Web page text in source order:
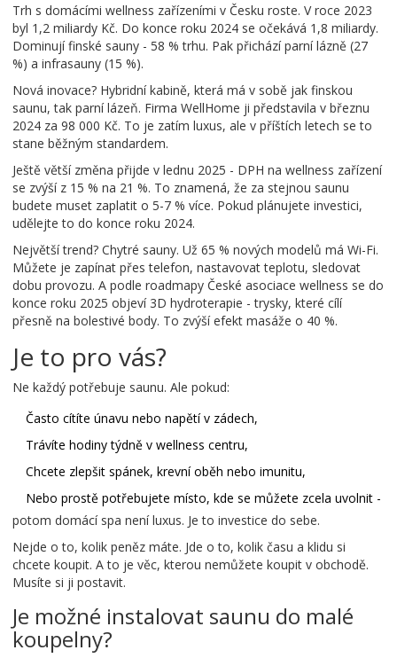
Trh s domácími wellness zařízeními v Česku roste. V roce 2023
byl 1,2 miliardy Kč. Do konce roku 2024 se očekává 1,8 miliardy.
Dominují finské sauny - 58 % trhu. Pak přichází parní lázně (27
%) a infrasauny (15 %).
Nová inovace? Hybridní kabině, která má v sobě jak finskou
saunu, tak parní lázeň. Firma WellHome ji představila v březnu
2024 za 98 000 Kč. To je zatím luxus, ale v příštích letech se to
stane běžným standardem.
Ještě větší změna přijde v lednu 2025 - DPH na wellness zařízení
se zvýší z 15 % na 21 %. To znamená, že za stejnou saunu
budete muset zaplatit o 5-7 % více. Pokud plánujete investici,
udělejte to do konce roku 2024.
Největší trend? Chytré sauny. Už 65 % nových modelů má Wi-Fi.
Můžete je zapínat přes telefon, nastavovat teplotu, sledovat
dobu provozu. A podle roadmapy České asociace wellness se do
konce roku 2025 objeví 3D hydroterapie - trysky, které cílí
přesně na bolestivé body. To zvýší efekt masáže o 40 %.
Je to pro vás?
Ne každý potřebuje saunu. Ale pokud:
Často cítíte únavu nebo napětí v zádech,
Trávíte hodiny týdně v wellness centru,
Chcete zlepšit spánek, krevní oběh nebo imunitu,
Nebo prostě potřebujete místo, kde se můžete zcela uvolnit -
potom domácí spa není luxus. Je to investice do sebe.
Nejde o to, kolik peněz máte. Jde o to, kolik času a klidu si
chcete koupit. A to je věc, kterou nemůžete koupit v obchodě.
Musíte si ji postavit.
Je možné instalovat saunu do malé
koupelny?